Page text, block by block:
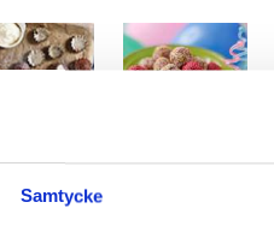
Samtycke